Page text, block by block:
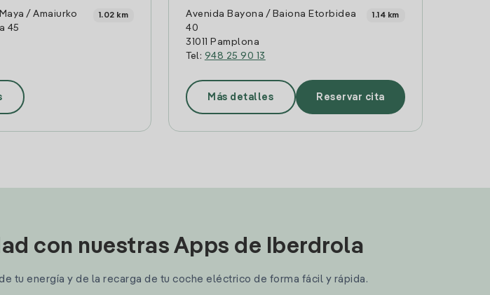
/ Amaiurko
45
1.02 km
Avenida Bayona / Baiona Etorbidea
40
31011 Pamplona
Tel: 948 25 90 13
1.14 km
Más detalles Reservar cita
con nuestras Apps de Iberdrola
tu energía y de la recarga de tu coche eléctrico de forma fácil y rápida.